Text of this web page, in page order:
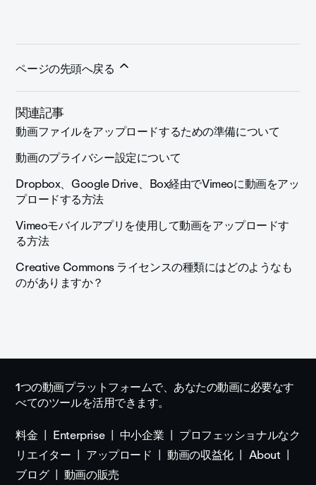
ページの先頭へ戻る
関連記事
動画ファイルをアップロードするための準備について
動画のプライバシー設定について
Dropbox、Google Drive、Box経由でVimeoに動画をアッ
プロードする方法
Vimeoモバイルアプリを使用して動画をアップロードす
る方法
Creative Commons ライセンスの種類にはどのようなも
のがありますか？
1つの動画プラットフォームで、あなたの動画に必要なす
べてのツールを活用できます。
料金
Enterprise 中小企業
プロフェッショナルなク
リエイター
アップロード 動画の収益化
About
ブログ
動画の販売